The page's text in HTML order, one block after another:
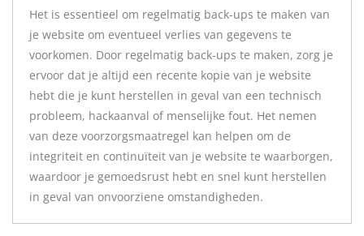
Het is essentieel om regelmatig back-ups te maken van
je website om eventueel verlies van gegevens te
voorkomen. Door regelmatig back-ups te maken, zorg je
ervoor dat je altijd een recente kopie van je website
hebt die je kunt herstellen in geval van een technisch
probleem, hackaanval of menselijke fout. Het nemen
van deze voorzorgsmaatregel kan helpen om de
integriteit en continuïteit van je website te waarborgen,
waardoor je gemoedsrust hebt en snel kunt herstellen
in geval van onvoorziene omstandigheden.